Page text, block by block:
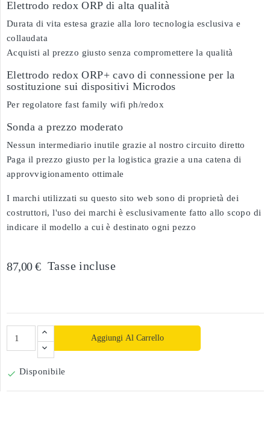
Elettrodo redox ORP di alta qualità
Durata di vita estesa grazie alla loro tecnologia esclusiva e
collaudata
Acquisti al prezzo giusto senza compromettere la qualità
Elettrodo redox ORP+ cavo di connessione per la
sostituzione sui dispositivi Microdos
Per regolatore fast family wifi ph/redox
Sonda a prezzo moderato
Nessun intermediario inutile grazie al nostro circuito diretto
Paga il prezzo giusto per la logistica grazie a una catena di
approvvigionamento ottimale
I marchi utilizzati su questo sito web sono di proprietà dei
costruttori, l'uso dei marchi è esclusivamente fatto allo scopo di
indicare il modello a cui è destinato ogni pezzo
87,00 € Tasse incluse
Aggiungi Al Carrello
 Disponibile